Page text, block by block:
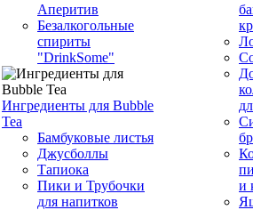
Аперитив
Безалкогольные
спириты
"DrinkSome"
Ингредиенты для Bubble
Tea
Бамбуковые листья
Джусболлы
Тапиока
Пики и Трубочки
для напитков
и